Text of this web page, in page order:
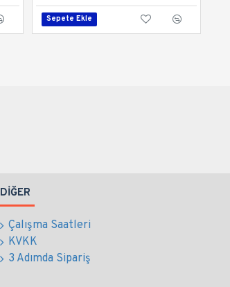
Sepete Ekle
DIĞER
Çalışma Saatleri
KVKK
3 Adımda Sipariş